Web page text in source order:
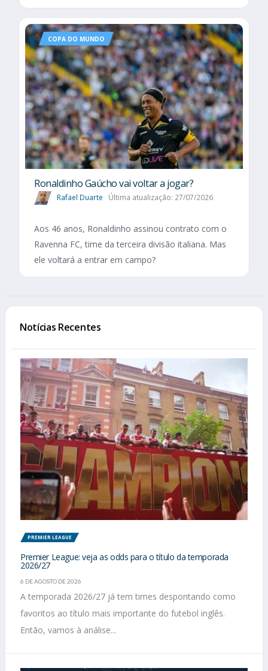
COPA DO MUNDO
Ronaldinho Gaúcho vai voltar a jogar?
Rafael Duarte Última atualização: 27/07/2026
Aos 46 anos, Ronaldinho assinou contrato com o
Ravenna FC, time da terceira divisão italiana. Mas
ele voltará a entrar em campo?
Notícias Recentes
PREMIER LEAGUE
Premier League: veja as odds para o título da temporada
2026/27
6 DE AGOSTO DE 2026
A temporada 2026/27 já tem times despontando como
favoritos ao título mais importante do futebol inglês.
Então, vamos à análise...